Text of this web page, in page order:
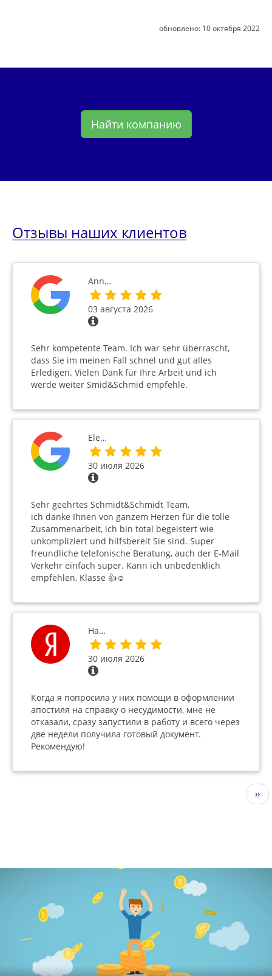
обновлено: 10 октября 2022
Найти компанию
Отзывы наших клиентов
Ann…
03 августа 2026
Sehr kompetente Team. Ich war sehr überrascht,
dass Sie im meinen Fall schnel und gut alles
Erledigen. Vielen Dank für Ihre Arbeit und ich
werde weiter Smid&Schmid empfehle.
Ele…
30 июля 2026
Sehr geehrtes Schmidt&Schmidt Team,
ich danke Ihnen von ganzem Herzen für die tolle
Zusammenarbeit, ich bin total begeistert wie
unkompliziert und hilfsbereit Sie sind. Super
freundliche telefonische Beratung, auch der E-Mail
Verkehr einfach super. Kann ich unbedenklich
empfehlen, Klasse 👍☺️
На…
30 июля 2026
Когда я попросила у них помощи в оформлении
апостиля на справку о несудимости, мне не
отказали, сразу запустили в работу и всего через
две недели получила готовый документ.
Рекомендую!
››